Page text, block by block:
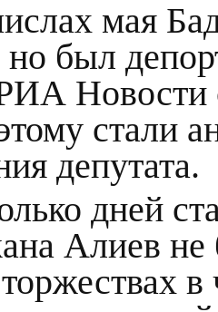
мая
был
Новости
стали
депутата.
дней
Алиев не